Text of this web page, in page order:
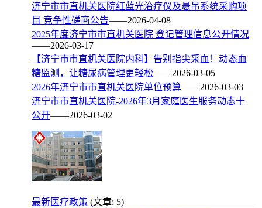
济宁市市直机关医院红蓝光治疗仪及悬吊系统采购项
目 竞争性磋商公告——2026-04-08
2025年度济宁市市直机关医院 登记管理信息公开情况
——2026-03-17
【济宁市市直机关医院内科】告别指尖采血！动态血
糖监测，让糖尿病管理更轻松——2026-03-05
2026年济宁市市直机关医院单位预算——2026-03-03
济宁市市直机关医院-2026年3月家庭医生服务动态十
公开——2026-03-02
最新医疗政策 (文章: 5)